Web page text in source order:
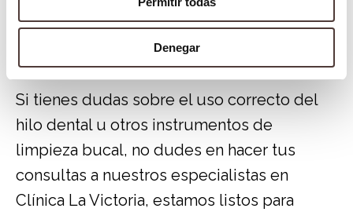
Denegar
pacientes con aparatos de ortodoncia,
prótesis y puentes, por ello la
existencia de un primer tramo rígido.
Si tienes dudas sobre el uso correcto del
hilo dental u otros instrumentos de
limpieza bucal, no dudes en hacer tus
consultas a nuestros especialistas en
Clínica La Victoria, estamos listos para